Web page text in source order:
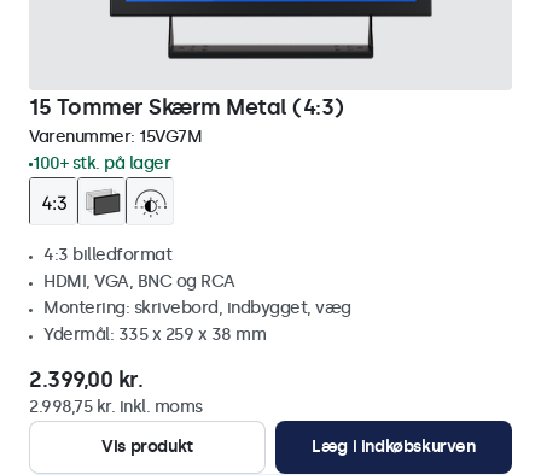
15 Tommer Skærm Metal (4:3)
Varenummer: 15VG7M
100+ stk. på lager
4:3 billedformat
HDMI, VGA, BNC og RCA
Montering: skrivebord, indbygget, væg
Ydermål: 335 x 259 x 38 mm
2.399,00 kr.
2.998,75 kr. inkl. moms
Vis produkt
Læg i indkøbskurven